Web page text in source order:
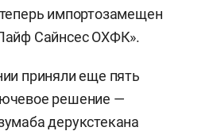
импортозамещен
Сайнсес ОХФК».
приняли еще пять
решение —
дерукстекана